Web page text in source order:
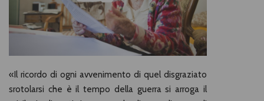
«Il ricordo di ogni avvenimento di quel disgraziato
srotolarsi che è il tempo della guerra si arroga il